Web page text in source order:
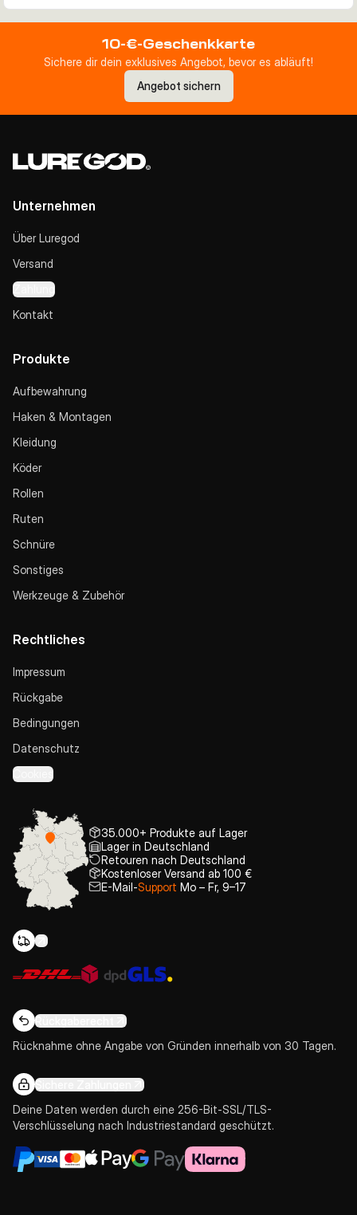
10-€-Geschenkkarte
Sichere dir dein exklusives Angebot, bevor es abläuft!
Angebot sichern
Unternehmen
Über Luregod
Versand
Zahlung
Kontakt
Produkte
Aufbewahrung
Haken & Montagen
Kleidung
Köder
Rollen
Ruten
Schnüre
Sonstiges
Werkzeuge & Zubehör
Rechtliches
Impressum
Rückgabe
Bedingungen
Datenschutz
Cookies
35.000+ Produkte auf Lager
Lager in Deutschland
Retouren nach Deutschland
Kostenloser Versand ab 100 €
E-Mail-Support Mo – Fr, 9–17
Rückgaberecht
Rücknahme ohne Angabe von Gründen innerhalb von 30 Tagen.
Sichere Zahlungen
Deine Daten werden durch eine 256-Bit-SSL/TLS-
Verschlüsselung nach Industriestandard geschützt.